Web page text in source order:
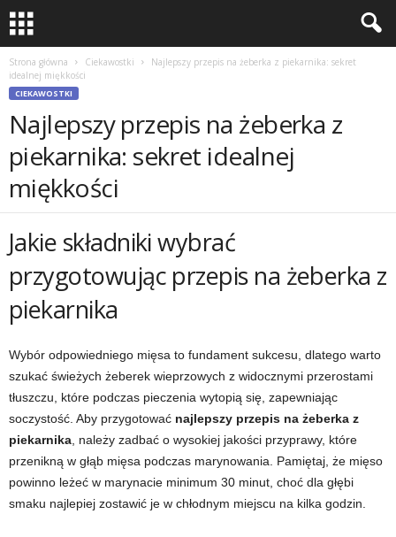
Strona główna Ciekawostki
Najlepszy przepis na żeberka z piekarnika: sekret
idealnej miękkości
CIEKAWOSTKI
Najlepszy przepis na żeberka z
piekarnika: sekret idealnej
miękkości
Jakie składniki wybrać
przygotowując przepis na żeberka z
piekarnika
Wybór odpowiedniego mięsa to fundament sukcesu, dlatego warto
szukać świeżych żeberek wieprzowych z widocznymi przerostami
tłuszczu, które podczas pieczenia wytopią się, zapewniając
soczystość. Aby przygotować najlepszy przepis na żeberka z
piekarnika , należy zadbać o wysokiej jakości przyprawy, które
przenikną w głąb mięsa podczas marynowania. Pamiętaj, że mięso
powinno leżeć w marynacie minimum 30 minut, choć dla głębi
smaku najlepiej zostawić je w chłodnym miejscu na kilka godzin.